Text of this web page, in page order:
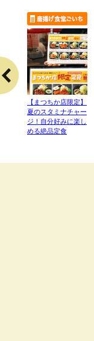
【まつちか店限定】
夏のスタミナチャー
ジ！自分好みに楽し
める絶品定食